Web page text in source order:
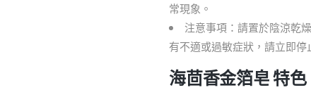
常現象。
注意事項：請置於陰涼乾
有不適或過敏症狀，請立即
海茴香金箔皂 特色